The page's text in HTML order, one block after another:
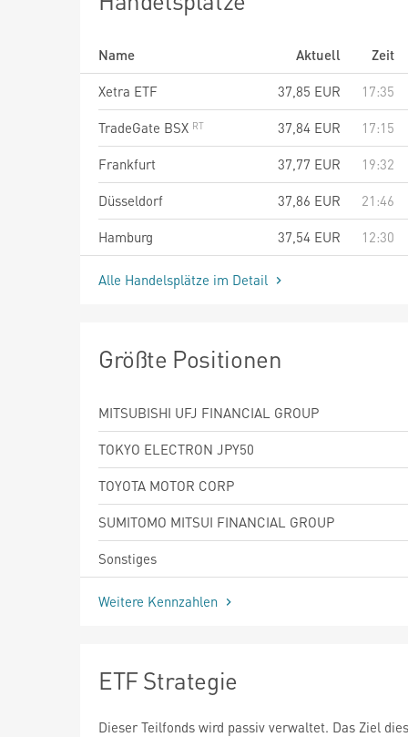
Name Aktuell
Zeit
Xetra ETF
37,85 EUR
17:35
TradeGate BSX
37,84 EUR
17:15
Frankfurt
37,77 EUR
19:32
Düsseldorf
37,86 EUR
21:46
Hamburg
37,54 EUR 12:30
Alle Handelsplätze im Detail
Größte Positionen
MITSUBISHI UFJ FINANCIAL GROUP
TOKYO ELECTRON JPY50
TOYOTA MOTOR CORP
SUMITOMO MITSUI FINANCIAL GROUP
Sonstiges
Weitere Kennzahlen
ETF Strategie
Dieser Teilfonds wird passiv verwaltet. Das Ziel